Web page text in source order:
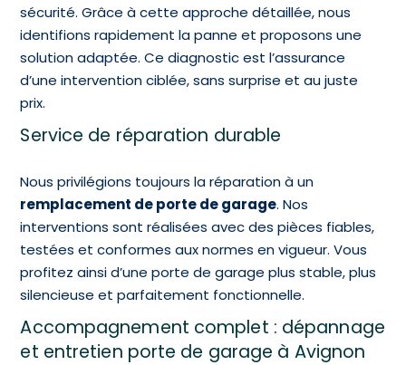
sécurité. Grâce à cette approche détaillée, nous
identifions rapidement la panne et proposons une
solution adaptée. Ce diagnostic est l’assurance
d’une intervention ciblée, sans surprise et au juste
prix.
Service de réparation durable
Nous privilégions toujours la réparation à un
remplacement de porte de garage. Nos
interventions sont réalisées avec des pièces fiables,
testées et conformes aux normes en vigueur. Vous
profitez ainsi d’une porte de garage plus stable, plus
silencieuse et parfaitement fonctionnelle.
Accompagnement complet : dépannage
et entretien porte de garage à Avignon